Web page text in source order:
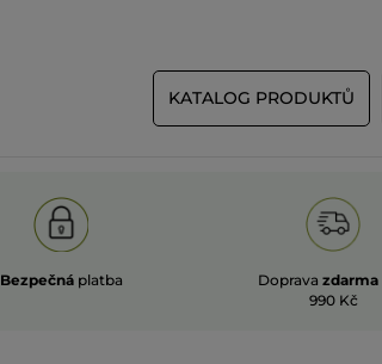
KATALOG PRODUKTŮ
Bezpečná platba Doprava zdarma
990 Kč